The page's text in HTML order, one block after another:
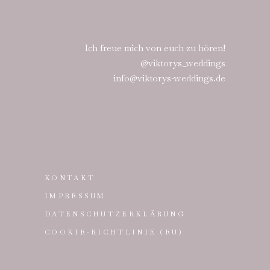
Ich freue mich von euch zu hören!
@viktorys_weddings
info@viktorys-weddings.de
KONTAKT
IMPRESSUM
DATENSCHUTZERKLÄRUNG
COOKIE-RICHTLINIE (EU)